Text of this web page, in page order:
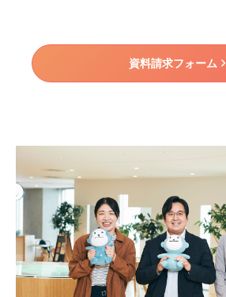
資料請求フォーム
法人の方(試用版お申し込み)